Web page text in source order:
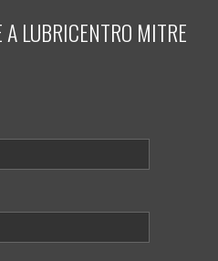
ALUBRICENTRO MITRE